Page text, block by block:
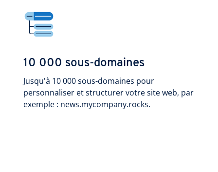
10 000 sous-domaines
Jusqu'à 10 000 sous-domaines pour
personnaliser et structurer votre site web, par
exemple : news.mycompany.rocks.